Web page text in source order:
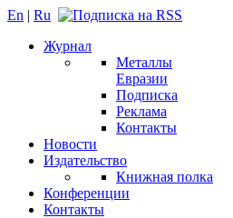
En | Ru
Журнал
Металлы
Евразии
Подписка
Реклама
Контакты
Новости
Издательство
Книжная полка
Конференции
Контакты